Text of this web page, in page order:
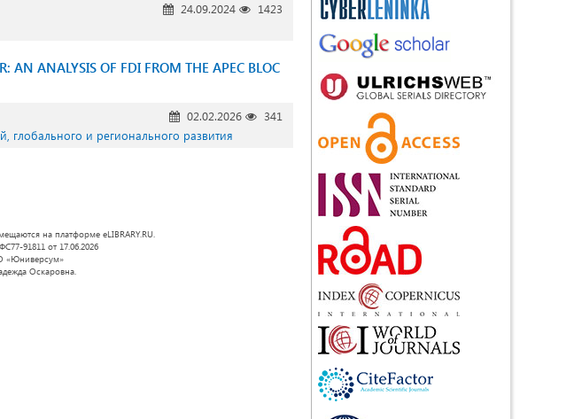
24.09.2024
1423
AN ANALYSIS OF FDI FROM THE APEC BLOC
02.02.2026
341
и регионального развития
на платформе eLIBRARY.RU.
91811 от 17.06.2026
«Юниверсум»
Оскаровна.